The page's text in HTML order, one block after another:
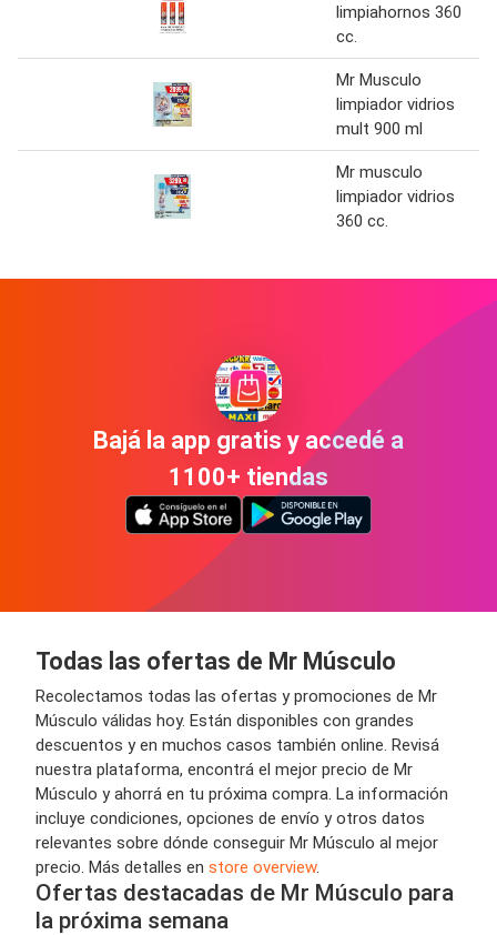
limpiahornos 360
cc.
Mr Musculo
limpiador vidrios
mult 900 ml
Mr musculo
limpiador vidrios
360 cc.
Bajá la app gratis y accedé a
1100+ tiendas
Todas las ofertas de Mr Músculo
Recolectamos todas las ofertas y promociones de Mr
Músculo válidas hoy. Están disponibles con grandes
descuentos y en muchos casos también online. Revisá
nuestra plataforma, encontrá el mejor precio de Mr
Músculo y ahorrá en tu próxima compra. La información
incluye condiciones, opciones de envío y otros datos
relevantes sobre dónde conseguir Mr Músculo al mejor
precio. Más detalles en store overview.
Ofertas destacadas de Mr Músculo para
la próxima semana